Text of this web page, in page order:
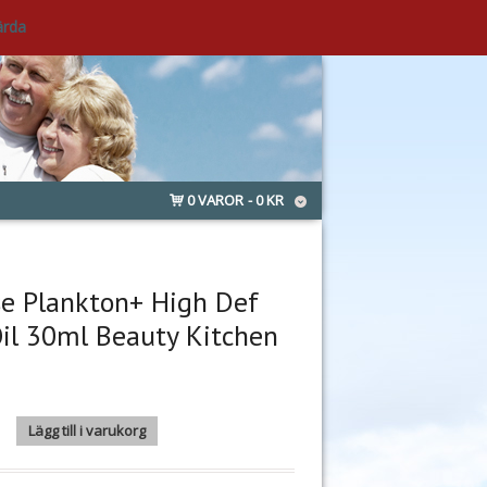
0 VAROR 0 KR
Plankton+ High Def
30ml Beauty Kitchen
High Def Facial Oil 30ml Beauty Kitchen mängd
Lägg till i varukorg